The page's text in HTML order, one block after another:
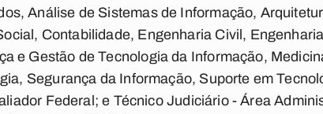
Análise de Sistemas de Informação,
Contabilidade, Engenharia Civil,
e Gestão de Tecnologia da Informação,
Segurança da Informação, Suporte em
Federal; e Técnico Judiciário - Área